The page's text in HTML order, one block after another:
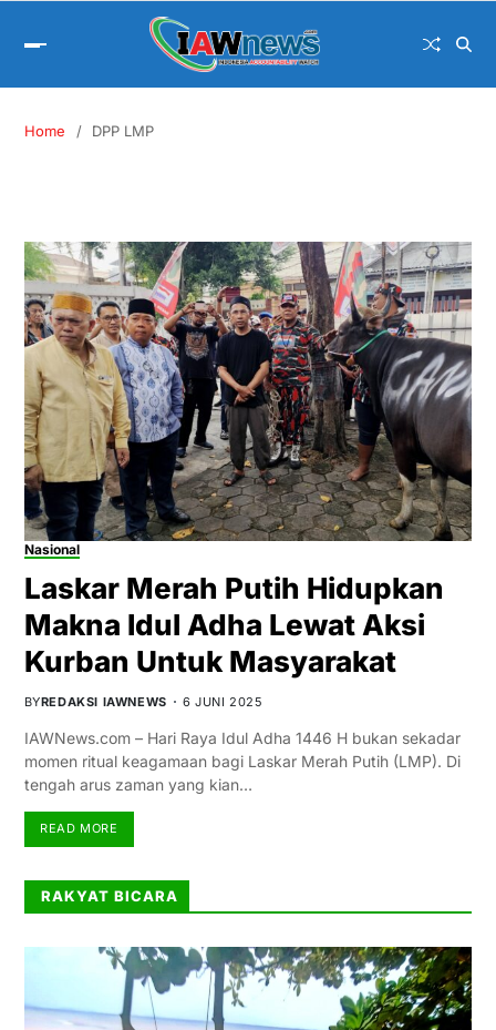
Home DPP LMP
Nasional
Laskar Merah Putih Hidupkan
Makna Idul Adha Lewat Aksi
Kurban Untuk Masyarakat
BYREDAKSI IAWNEWS 6 JUNI 2025
IAWNews.com – Hari Raya Idul Adha 1446 H bukan sekadar
momen ritual keagamaan bagi Laskar Merah Putih (LMP). Di
tengah arus zaman yang kian…
READ MORE
RAKYAT BICARA